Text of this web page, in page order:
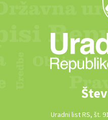
Uradni list RS, št.